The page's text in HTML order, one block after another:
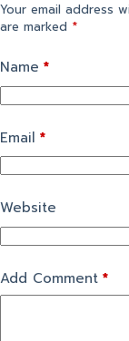
Your email address
are marked *
Name *
Email *
Website
Add Comment *